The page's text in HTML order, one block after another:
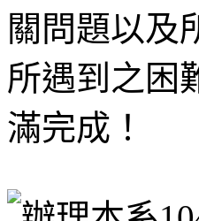
關問題以及
所遇到之困
滿完成！